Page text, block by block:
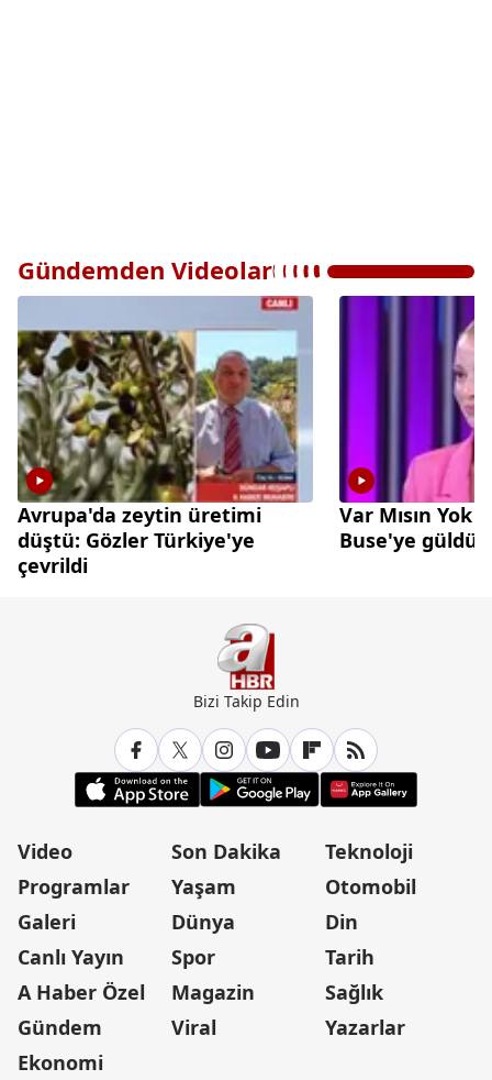
Gündemden Videolar
Avrupa'da zeytin üretimi
düştü: Gözler Türkiye'ye
çevrildi
Var Mısın Yok
Buse'ye güldü
Bizi Takip Edin
Video
Programlar
Galeri
Canlı Yayın
A Haber Özel
Gündem
Ekonomi
Son Dakika
Yaşam
Dünya
Spor
Magazin
Viral
Teknoloji
Otomobil
Din
Tarih
Sağlık
Yazarlar